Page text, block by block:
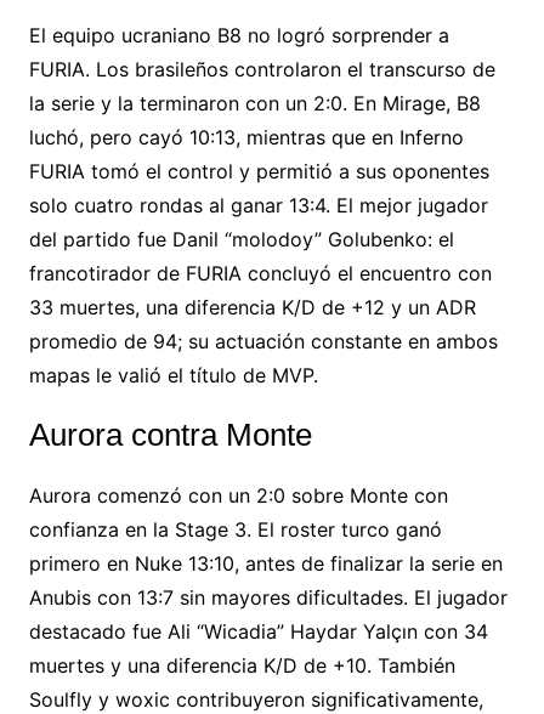
El equipo ucraniano B8 no logró sorprender a
FURIA. Los brasileños controlaron el transcurso de
la serie y la terminaron con un 2:0. En Mirage, B8
luchó, pero cayó 10:13, mientras que en Inferno
FURIA tomó el control y permitió a sus oponentes
solo cuatro rondas al ganar 13:4. El mejor jugador
del partido fue Danil “molodoy” Golubenko: el
francotirador de FURIA concluyó el encuentro con
33 muertes, una diferencia K/D de +12 y un ADR
promedio de 94; su actuación constante en ambos
mapas le valió el título de MVP.
Aurora contra Monte
Aurora comenzó con un 2:0 sobre Monte con
confianza en la Stage 3. El roster turco ganó
primero en Nuke 13:10, antes de finalizar la serie en
Anubis con 13:7 sin mayores dificultades. El jugador
destacado fue Ali “Wicadia” Haydar Yalçın con 34
muertes y una diferencia K/D de +10. También
Soulfly y woxic contribuyeron significativamente,